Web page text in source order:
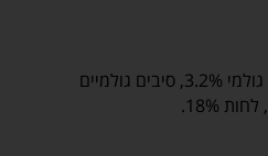
חלבון גולמי 32%, שומן גולמי 3.2%, סיבים גולמיים